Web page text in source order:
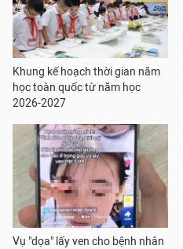
Khung kế hoạch thời gian năm
học toàn quốc từ năm học
2026-2027
Vụ "dọa" lấy ven cho bệnh nhân